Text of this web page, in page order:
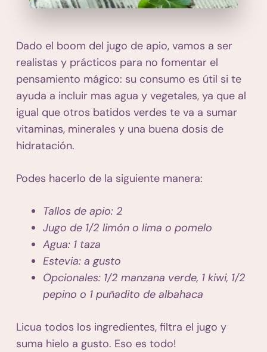
Dado el boom del jugo de apio, vamos a ser
realistas y prácticos para no fomentar el
pensamiento mágico: su consumo es útil si te
ayuda a incluir mas agua y vegetales, ya que al
igual que otros batidos verdes te va a sumar
vitaminas, minerales y una buena dosis de
hidratación.
Podes hacerlo de la siguiente manera:
Tallos de apio: 2
Jugo de 1/2 limón o lima o pomelo
Agua: 1 taza
Estevia: a gusto
Opcionales: 1/2 manzana verde, 1 kiwi, 1/2
pepino o 1 puñadito de albahaca
Licua todos los ingredientes, filtra el jugo y
suma hielo a gusto. Eso es todo!